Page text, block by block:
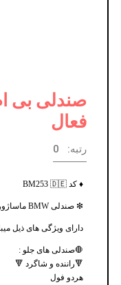
فعال
رتبه: 0
♦️ کد BM253 🇩🇪
❇ صندلی BMW ماساژور و مموری❇
دارای ویژگی های ذیل
🛑صندلی های جلو :
🔻راننده و شاگرد 🔻
هردو فول